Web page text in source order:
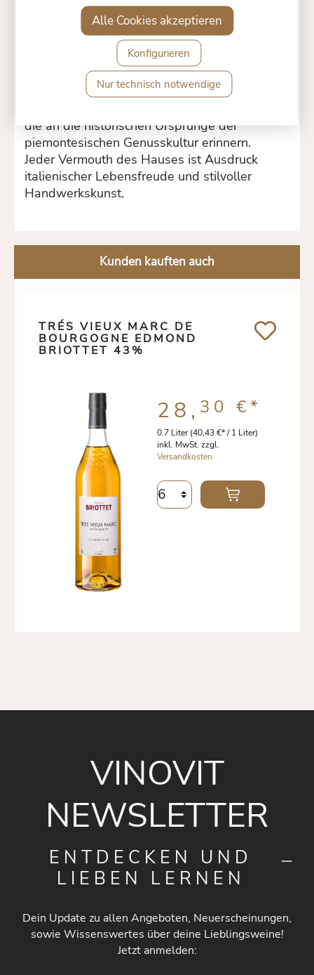
Corsieri del Paliosteht für die Verbindung
von italienischer Weintradition mit der Kunst,
exklusive Wermuts und Liköre zu kreieren.
Mit einem klaren Fokus auf Authentizität und
die an die historischen Ursprünge der
piemontesischen Genusskultur erinnern.
Jeder Vermouth des Hauses ist Ausdruck
italienischer Lebensfreude und stilvoller
Handwerkskunst.
Kunden kauften auch
TRÉS VIEUX MARC DE
BOURGOGNE EDMOND
BRIOTTET 43%
0.7 Liter(40,43 €* / 1 Liter)
inkl. MwSt. zzgl.
Versandkosten
28, 30 €*
VINOVIT
NEWSLETTER
ENTDECKEN UND
LIEBEN LERNEN
Dein Update zu allen Angeboten, Neuerscheinungen,
sowie Wissenswertes über deine Lieblingsweine!
Jetzt anmelden:
Nur technisch notwendige
Konfigurieren
Alle Cookies akzeptieren